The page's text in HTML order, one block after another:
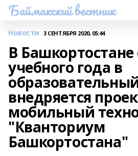
Баймакский вестник
Новости 3 СЕНТЯБРЯ 2020, 05:44
В Башкортостане
учебного года в
внедряется
мобильный
"Кванториум
Башкортостана"